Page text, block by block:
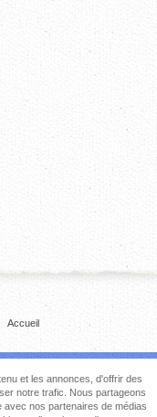
Accueil
et les annonces, d'offrir des
notre trafic. Nous partageons
avec nos partenaires de médias